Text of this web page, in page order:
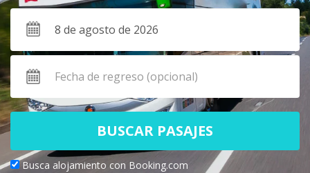
BUSCAR PASAJES
Busca alojamiento con Booking.com